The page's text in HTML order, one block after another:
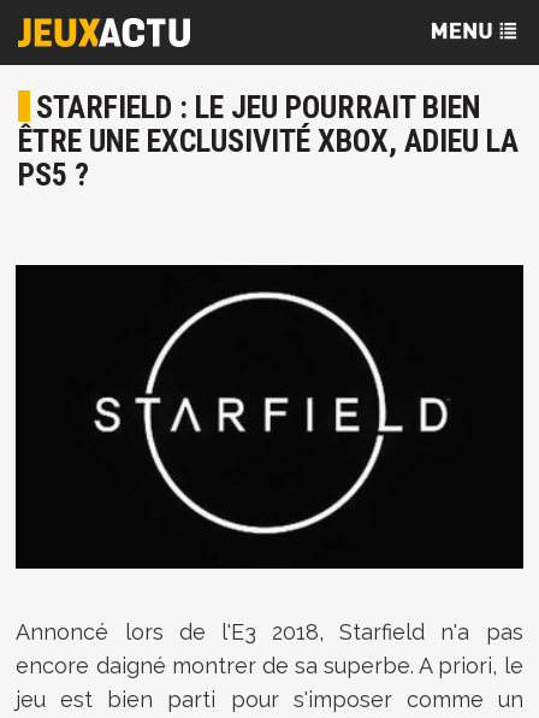
STARFIELD : LE JEU POURRAIT BIEN
ÊTRE UNE EXCLUSIVITÉ XBOX, ADIEU LA
PS5 ?
Annoncé lors de l'E3 2018, Starfield n'a pas
encore daigné montrer de sa superbe. A priori, le
jeu est bien parti pour s'imposer comme un